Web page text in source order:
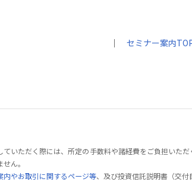
｜ セミナー案内
いただく際には、所定の手数料や諸経費をご負担いた
ん。
内やお取引に関するページ等、及び投資信託説明書（交付